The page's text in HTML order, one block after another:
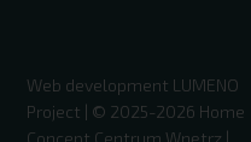
Web development LUMENO
Project | © 2025-2026 Home
Concept Centrum Wnętrz |